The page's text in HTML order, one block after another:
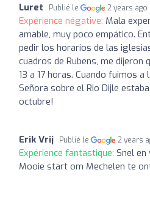
Luret Publié le 2 years ago
Expérience négative: Mala
amable, muy poco empático.
pedir los horarios de las
cuadros de Rubens, me dijeron
13 a 17 horas. Cuando fuimos
Señora sobre el Rio Dijle
octubre!
Erik Vrij Publié le 2 years
Expérience fantastique: Snel en
Mooie start om Mechelen te